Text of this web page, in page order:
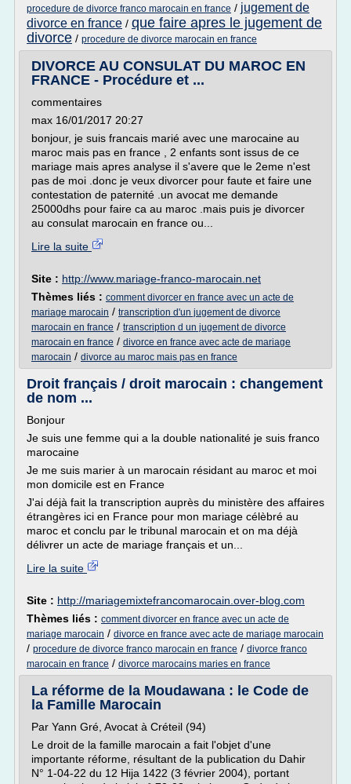
procedure de divorce franco marocain en france / jugement de
divorce en france / que faire apres le jugement de
divorce / procedure de divorce marocain en france
DIVORCE AU CONSULAT DU MAROC EN
FRANCE - Procédure et ...
commentaires
max 16/01/2017 20:27
bonjour, je suis francais marié avec une marocaine au
maroc mais pas en france , 2 enfants sont issus de ce
mariage mais apres analyse il s'avere que le 2eme n'est
pas de moi .donc je veux divorcer pour faute et faire une
contestation de paternité .un avocat me demande
25000dhs pour faire ca au maroc .mais puis je divorcer
au consulat marocain en france ou...
Lire la suite
Site : http://www.mariage-franco-marocain.net
Thèmes liés : comment divorcer en france avec un acte de
mariage marocain / transcription d'un jugement de divorce
marocain en france / transcription d un jugement de divorce
marocain en france / divorce en france avec acte de mariage
marocain / divorce au maroc mais pas en france
Droit français / droit marocain : changement
de nom ...
Bonjour
Je suis une femme qui a la double nationalité je suis franco
marocaine
Je me suis marier à un marocain résidant au maroc et moi
mon domicile est en France
J'ai déjà fait la transcription auprès du ministère des affaires
étrangères ici en France pour mon mariage célèbré au
maroc et conclu par le tribunal marocain et on ma déjà
délivrer un acte de mariage français et un...
Lire la suite
Site : http://mariagemixtefrancomarocain.over-blog.com
Thèmes liés : comment divorcer en france avec un acte de
mariage marocain / divorce en france avec acte de mariage marocain
/ procedure de divorce franco marocain en france / divorce franco
marocain en france / divorce marocains maries en france
La réforme de la Moudawana : le Code de
la Famille Marocain
Par Yann Gré, Avocat à Créteil (94)
Le droit de la famille marocain a fait l'objet d'une
importante réforme, résultant de la publication du Dahir
N° 1-04-22 du 12 Hija 1422 (3 février 2004), portant